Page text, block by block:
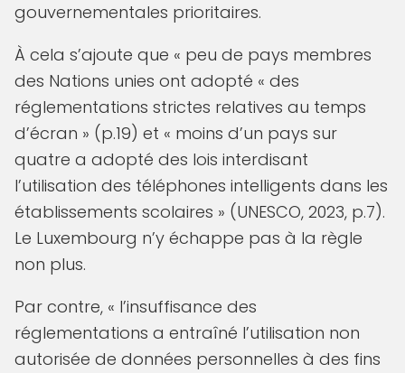
gouvernementales prioritaires.
À cela s’ajoute que « peu de pays membres
des Nations unies ont adopté « des
réglementations strictes relatives au temps
d’écran » (p.19) et « moins d’un pays sur
quatre a adopté des lois interdisant
l’utilisation des téléphones intelligents dans les
établissements scolaires » (UNESCO, 2023, p.7).
Le Luxembourg n’y échappe pas à la règle
non plus.
Par contre, « l’insuffisance des
réglementations a entraîné l’utilisation non
autorisée de données personnelles à des fins